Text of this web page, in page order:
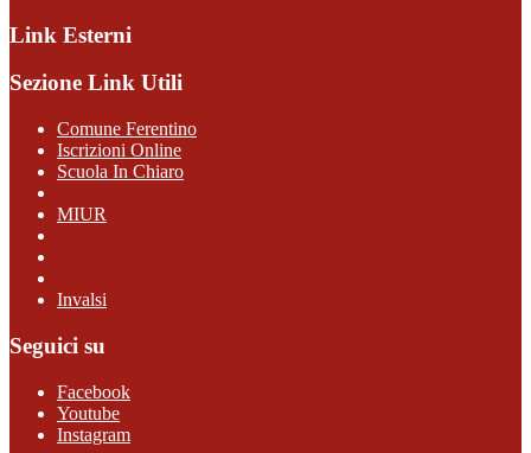
Link Esterni
Sezione Link Utili
Comune Ferentino
Iscrizioni Online
Scuola In Chiaro
MIUR
Invalsi
Seguici su
Facebook
Youtube
Instagram